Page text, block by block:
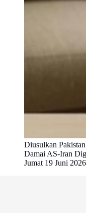
Diusulkan
Damai AS-Iran
Jumat 19 Juni